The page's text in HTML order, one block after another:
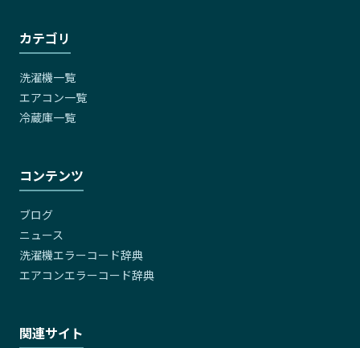
カテゴリ
洗濯機一覧
エアコン一覧
冷蔵庫一覧
コンテンツ
ブログ
ニュース
洗濯機エラーコード辞典
エアコンエラーコード辞典
関連サイト